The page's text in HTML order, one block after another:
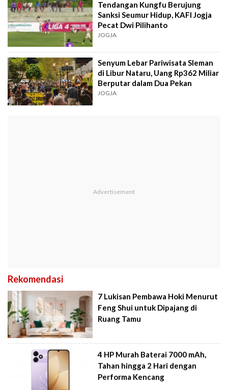
Tendangan Kungfu Berujung
Sanksi Seumur Hidup, KAFI Jogja
Pecat Dwi Pilihanto
JOGJA
Senyum Lebar Pariwisata Sleman
di Libur Nataru, Uang Rp362 Miliar
Berputar dalam Dua Pekan
JOGJA
Rekomendasi
7 Lukisan Pembawa Hoki Menurut
Feng Shui untuk Dipajang di
Ruang Tamu
4 HP Murah Baterai 7000 mAh,
Tahan hingga 2 Hari dengan
Performa Kencang